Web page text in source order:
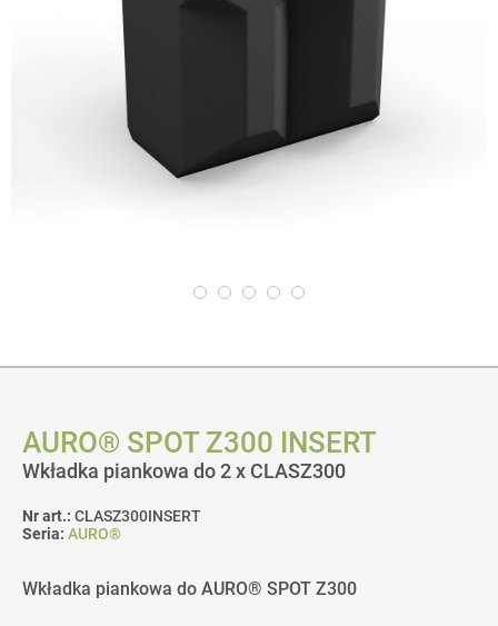
AURO® SPOT Z300 INSERT
Wkładka piankowa do 2 x CLASZ300
Nr art.: CLASZ300INSERT
Seria: AURO®
Wkładka piankowa do AURO® SPOT Z300